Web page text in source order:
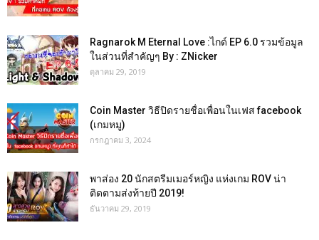
Ragnarok M Eternal Love :ไกด์ EP 6.0 รวมข้อมูล
ในส่วนที่สำคัญๆ By : ZNicker
ตุลาคม 29, 2019
Coin Master วิธีปิดรายชื่อเพื่อนในเฟส facebook
(เกมหมู)
กรกฎาคม 3, 2024
พาส่อง 20 นักสตรีมเมอร์หญิง แห่งเกม ROV น่า
ติดตามส่งท้ายปี 2019!
ธันวาคม 29, 2019